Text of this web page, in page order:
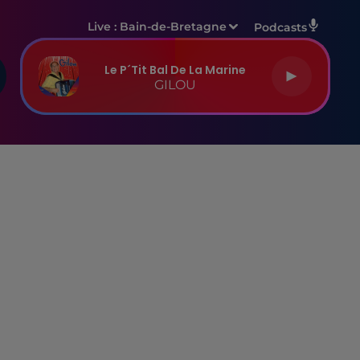
Live : Bain-de-Bretagne Podcasts
Le P´tit Bal De La Marine
GILOU